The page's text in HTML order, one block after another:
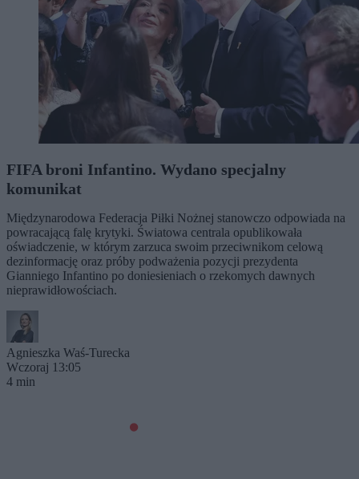
FIFA broni Infantino. Wydano specjalny
komunikat
Międzynarodowa Federacja Piłki Nożnej stanowczo odpowiada na
powracającą falę krytyki. Światowa centrala opublikowała
oświadczenie, w którym zarzuca swoim przeciwnikom celową
dezinformację oraz próby podważenia pozycji prezydenta
Gianniego Infantino po doniesieniach o rzekomych dawnych
nieprawidłowościach.
Agnieszka Waś-Turecka
Wczoraj 13:05
4 min